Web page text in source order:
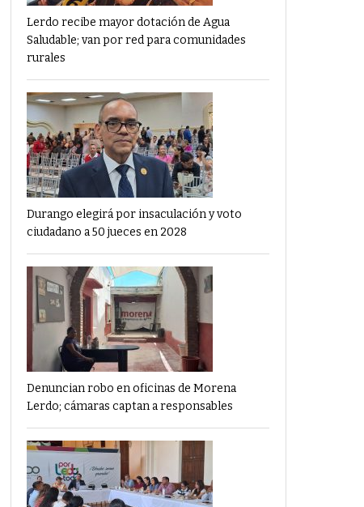
Lerdo recibe mayor dotación de Agua
Saludable; van por red para comunidades
rurales
Durango elegirá por insaculación y voto
ciudadano a 50 jueces en 2028
Denuncian robo en oficinas de Morena
Lerdo; cámaras captan a responsables